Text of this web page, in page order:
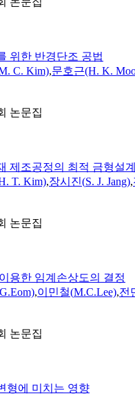
위한 반경단조 공법
C. Kim),문호근(H. K.
논문집
제조공정의 최적 금형설계
T. Kim),장시진(S. J. Jang),
논문집
용한 임계손상도의 결정
,이민철(M.C.Lee),전
논문집
형에 미치는 영향